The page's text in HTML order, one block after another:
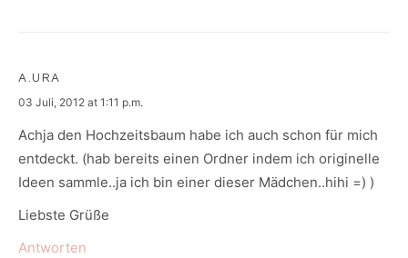
A.URA
says:
03 Juli, 2012 at 1:11 p.m.
Achja den Hochzeitsbaum habe ich auch schon für mich
entdeckt. (hab bereits einen Ordner indem ich originelle
Ideen sammle..ja ich bin einer dieser Mädchen..hihi =) )
Liebste Grüße
Antworten